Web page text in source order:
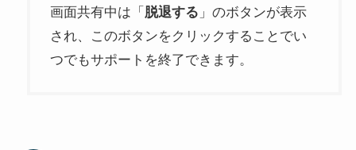
画面共有中は「 脱退する 」のボタンが表示
され、このボタンをクリックすることでい
つでもサポートを終了できます。